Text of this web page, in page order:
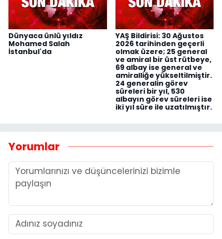
Dünyaca ünlü yıldız
Mohamed Salah
İstanbul'da
YAŞ Bildirisi: 30 Ağustos
2026 tarihinden geçerli
olmak üzere; 25 general
ve amiral bir üst rütbeye,
69 albay ise general ve
amiralliğe yükseltilmiştir.
24 generalin görev
süreleri bir yıl, 530
albayın görev süreleri ise
iki yıl süre ile uzatılmıştır.
Yorumlar